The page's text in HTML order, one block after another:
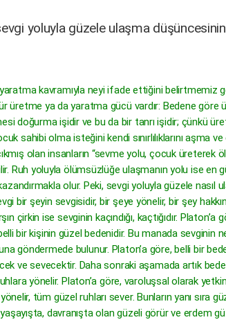
yoluyla güzele ulaşma
kavramıyla neyi ifade ettiğini belirtmemiz
üretme ya da yaratma gücü vardır: Bedene göre
doğurma işidir ve bu da bir tanrı işidir; çünkü
sahibi olma isteğini kendi sınırlılıklarını aşma
olan insanların “sevme yolu, çocuk üreterek
Ruh yoluyla ölümsüzlüğe ulaşmanın yolu ise en
olur. Peki, sevgi yoluyla güzele nasıl
bir şeyin sevgisidir, bir şeye yönelir, bir şey
çirkin ise sevginin kaçındığı, kaçtığıdır.
bir kişinin güzel bedenidir. Bu manada sevginin
göndermede bulunur. Platon’a göre, belli bir
ve sevecektir. Daha sonraki aşamada artık
yönelir. Platon’a göre, varoluşsal olarak
tüm güzel ruhları sever. Bunların yanı sıra
davranışta olan güzeli görür ve erdem